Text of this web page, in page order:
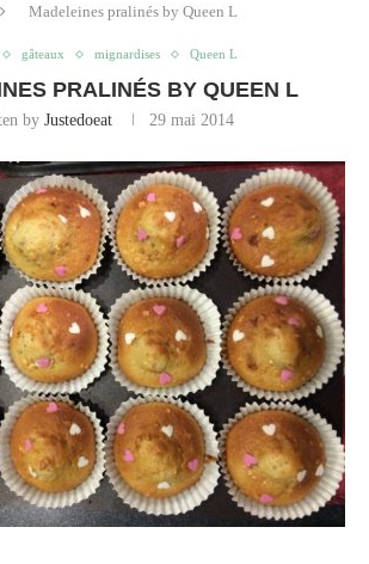
Madeleines pralinés by Queen L
gâteaux mignardises Queen L
PRALINÉS BY QUEEN L
by Justedoeat 29 mai 2014